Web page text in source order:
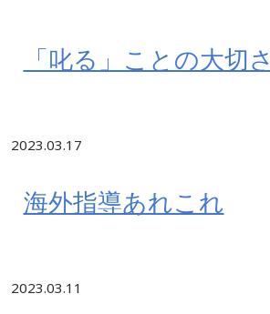
「叱る」ことの大切さ
2023.03.17
海外指導あれこれ
2023.03.11